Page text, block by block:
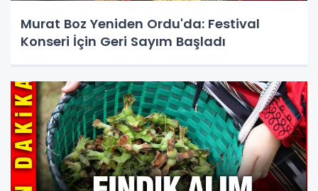
Murat Boz Yeniden Ordu'da: Festival
Konseri İçin Geri Sayım Başladı